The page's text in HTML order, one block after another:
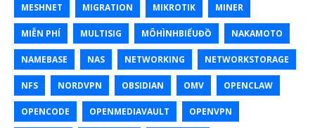
MESHNET MIGRATION MIKROTIK MINER
MIỄN PHÍ MULTISIG MÔHÌNHBIỂUĐỒ NAKAMOTO
NAMEBASE NAS NETWORKING NETWORKSTORAGE
NFS NORDVPN OBSIDIAN OMV OPENCLAW
OPENCODE OPENMEDIAVAULT OPENVPN